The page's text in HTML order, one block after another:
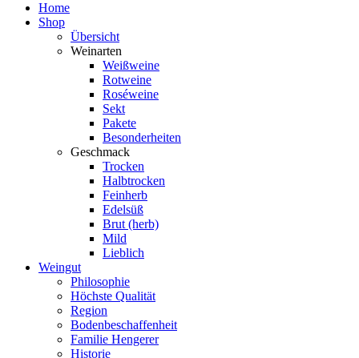
Home
Shop
Übersicht
Weinarten
Weißweine
Rotweine
Roséweine
Sekt
Pakete
Besonderheiten
Geschmack
Trocken
Halbtrocken
Feinherb
Edelsüß
Brut (herb)
Mild
Lieblich
Weingut
Philosophie
Höchste Qualität
Region
Bodenbeschaffenheit
Familie Hengerer
Historie